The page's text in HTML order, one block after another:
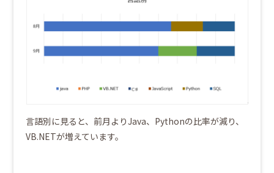
言語別に見ると、前月よりJava、Pythonの比率が減り、
VB.NETが増えています。